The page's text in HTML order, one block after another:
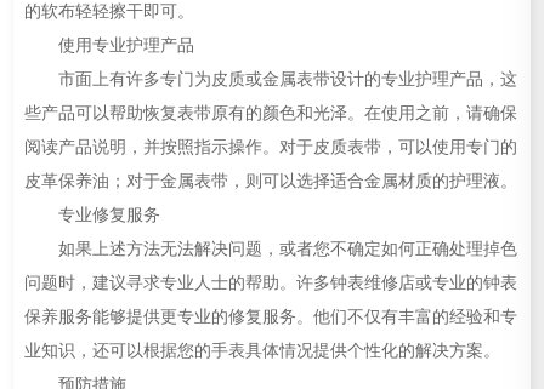
的软布轻轻擦干即可。
使用专业护理产品
市面上有许多专门为皮质或金属表带设计的专业护理产品，这
些产品可以帮助恢复表带原有的颜色和光泽。在使用之前，请确保
阅读产品说明，并按照指示操作。对于皮质表带，可以使用专门的
皮革保养油；对于金属表带，则可以选择适合金属材质的护理液。
专业修复服务
如果上述方法无法解决问题，或者您不确定如何正确处理掉色
问题时，建议寻求专业人士的帮助。许多钟表维修店或专业的钟表
保养服务能够提供更专业的修复服务。他们不仅有丰富的经验和专
业知识，还可以根据您的手表具体情况提供个性化的解决方案。
预防措施